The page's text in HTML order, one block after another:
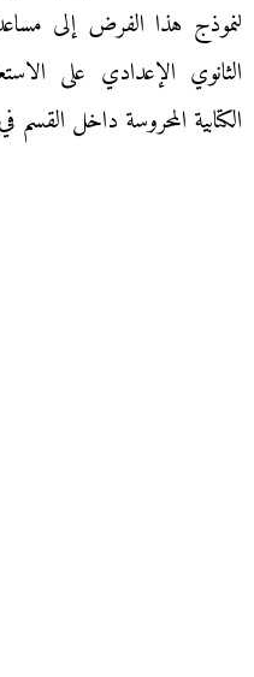
لنموذج هذا الفرض إلى
الثانوي الإعدادي على
الكتابية المحروسة داخل